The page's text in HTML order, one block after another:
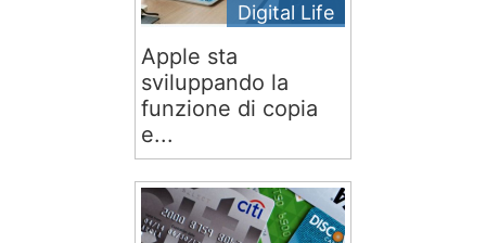
Digital Life
Apple sta
sviluppando la
funzione di copia
e...